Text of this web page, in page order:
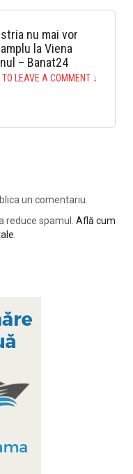
nu mai vor
la Viena
– Banat24
TO LEAVE A COMMENT ↓
un comentariu.
spamul. Află cum